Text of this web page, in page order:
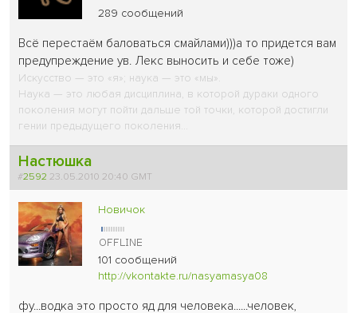
289 сообщений
Всё перестаём баловаться смайлами)))а то придется вам
предупреждение ув. Лекс выносить и себе тоже)
Искусство — это «я»; наука — это «мы».
Наука — это любая дисциплина, в которой дураки одного
поколения могут пойти дальше той точки, которой достигли
гении предыдущего поколения...
Настюшка
#2592 23.05.2010 20:40 GMT
Новичок
101 сообщений
http://vkontakte.ru/nasyamasya08
фу...водка это просто яд для человека......человек,